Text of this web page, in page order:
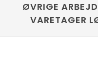
ØVRIGE
VARETAGER